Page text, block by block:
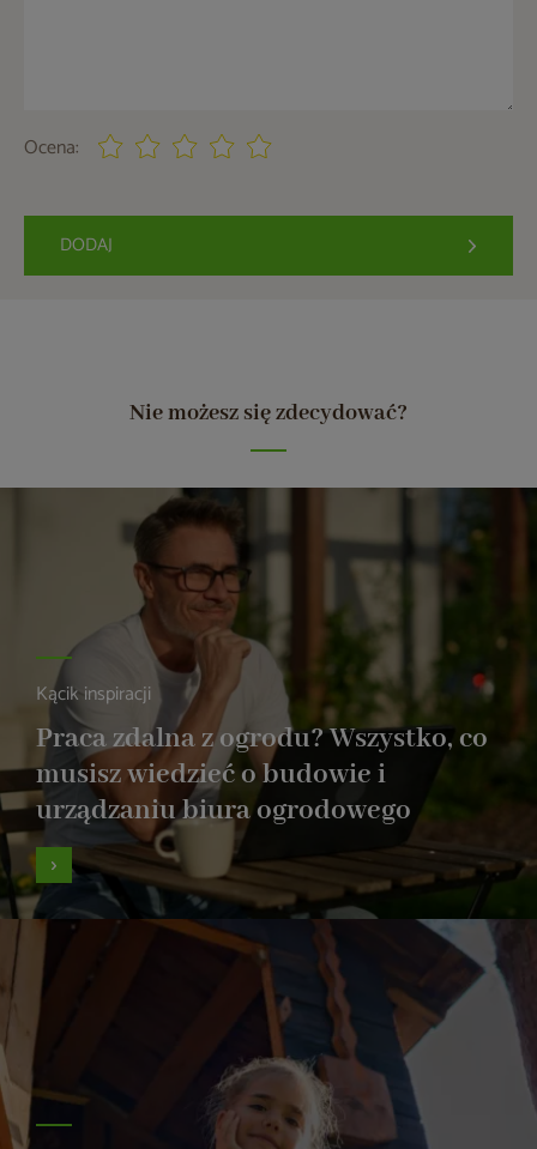
Ocena:
DODAJ
Nie możesz się zdecydować?
Kącik inspiracji
Praca zdalna z ogrodu? Wszystko, co
musisz wiedzieć o budowie i
urządzaniu biura ogrodowego